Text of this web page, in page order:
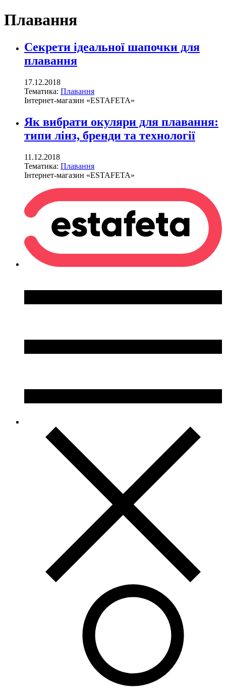
Плавання
Секрети ідеальної шапочки для
плавання
17.12.2018
Тематика: Плавання
Інтернет-магазин «ESTAFETA»
Як вибрати окуляри для плавання:
типи лінз, бренди та технології
11.12.2018
Тематика: Плавання
Інтернет-магазин «ESTAFETA»